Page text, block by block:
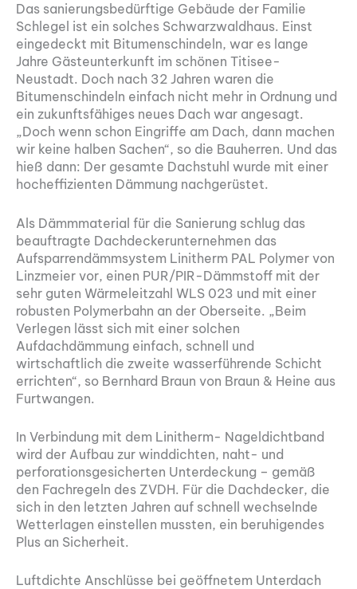
Das sanierungsbedürftige Gebäude der Familie
Schlegel ist ein solches Schwarzwaldhaus. Einst
eingedeckt mit Bitumenschindeln, war es lange
Jahre Gästeunterkunft im schönen Titisee-
Neustadt. Doch nach 32 Jahren waren die
Bitumenschindeln einfach nicht mehr in Ordnung und
ein zukunftsfähiges neues Dach war angesagt.
„Doch wenn schon Eingriffe am Dach, dann machen
wir keine halben Sachen“, so die Bauherren. Und das
hieß dann: Der gesamte Dachstuhl wurde mit einer
hocheffizienten Dämmung nachgerüstet.
Als Dämmmaterial für die Sanierung schlug das
beauftragte Dachdeckerunternehmen das
Aufsparrendämmsystem Linitherm PAL Polymer von
Linzmeier vor, einen PUR/PIR-Dämmstoff mit der
sehr guten Wärmeleitzahl WLS 023 und mit einer
robusten Polymerbahn an der Oberseite. „Beim
Verlegen lässt sich mit einer solchen
Aufdachdämmung einfach, schnell und
wirtschaftlich die zweite wasserführende Schicht
errichten“, so Bernhard Braun von Braun & Heine aus
Furtwangen.
In Verbindung mit dem Linitherm- Nageldichtband
wird der Aufbau zur winddichten, naht- und
perforationsgesicherten Unterdeckung – gemäß
den Fachregeln des ZVDH. Für die Dachdecker, die
sich in den letzten Jahren auf schnell wechselnde
Wetterlagen einstellen mussten, ein beruhigendes
Plus an Sicherheit.
Luftdichte Anschlüsse bei geöffnetem Unterdach